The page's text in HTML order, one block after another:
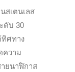
สเตนเลส
ดับ 30
ศทาง
ความ
ยนาฬิกาส